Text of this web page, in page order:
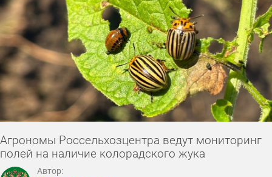
Агрономы Россельхозцентра ведут мониторинг
полей на наличие колорадского жука
Автор: